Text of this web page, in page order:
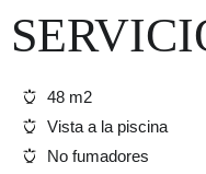
48 m2
Vista a la piscina
No fumadores